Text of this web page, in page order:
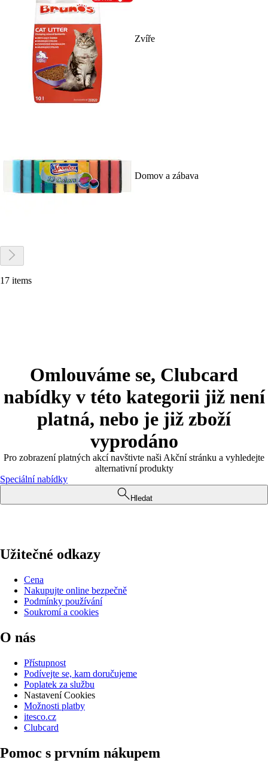
Zvíře
Domov a zábava
17 items
Omlouváme se, Clubcard
nabídky v této kategorii již není
platná, nebo je již zboží
vyprodáno
Pro zobrazení platných akcí navštivte naši Akční stránku a vyhledejte
alternativní produkty
Speciální nabídky
Hledat
Užitečné odkazy
Cena
Nakupujte online bezpečně
Podmínky používání
Soukromí a cookies
O nás
Přístupnost
Podívejte se, kam doručujeme
Poplatek za službu
Nastavení Cookies
Možnosti platby
itesco.cz
Clubcard
Pomoc s prvním nákupem